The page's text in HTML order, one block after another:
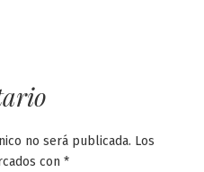
no será publicada. Los
con *